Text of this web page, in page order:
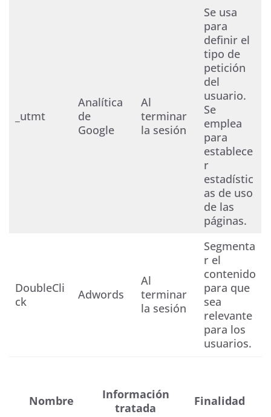
_utmt
Analítica
de
Google
Al
terminar
la sesión
Se usa
para
definir el
tipo de
petición
del
usuario.
Se
emplea
para
establece
r
estadístic
as de uso
de las
páginas.
DoubleCli
ck
Adwords
Al
terminar
la sesión
Segmenta
r el
contenido
para que
sea
relevante
para los
usuarios.
Nombre
Información
tratada
Finalidad